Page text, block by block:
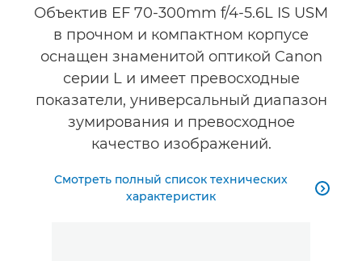
Объектив EF 70-300mm f/4-5.6L IS USM
в прочном и компактном корпусе
оснащен знаменитой оптикой Canon
серии L и имеет превосходные
показатели, универсальный диапазон
зумирования и превосходное
качество изображений.
Смотреть полный список технических
характеристик
